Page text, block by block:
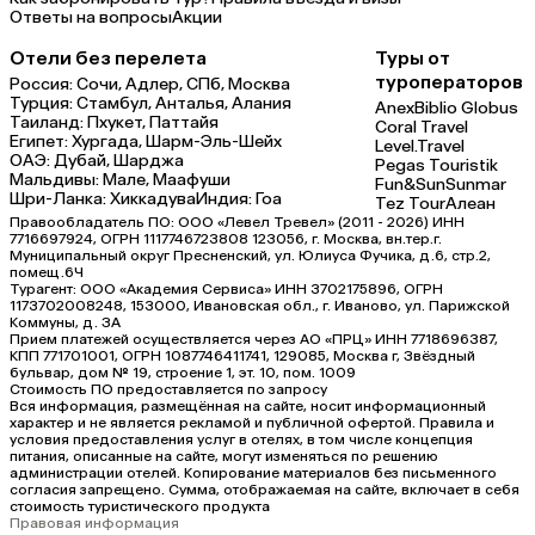
Ответы на вопросыАкции
Отели без перелета
Россия:Сочи,Адлер,СПб,Москва
Турция:Стамбул,Анталья,Алания
Таиланд:Пхукет,Паттайя
Египет:Хургада,Шарм-Эль-Шейх
ОАЭ:Дубай,Шарджа
Мальдивы:Мале,Маафуши
Шри-Ланка:ХиккадуваИндия:Гоа
Туры от
туроператоров
AnexBiblio Globus
Coral Travel
Level.Travel
Pegas Touristik
Fun&SunSunmar
Tez TourАлеан
Правообладатель ПО: ООО «Левел Тревел» (2011 - 2026) ИНН
7716697924, ОГРН 1117746723808 123056, г. Москва, вн.тер.г.
Муниципальный округ Пресненский, ул. Юлиуса Фучика, д.6, стр.2,
помещ.6Ч
Турагент: ООО «Академия Сервиса» ИНН 3702175896, ОГРН
1173702008248, 153000, Ивановская обл., г. Иваново, ул. Парижской
Коммуны, д. ЗА
Прием платежей осуществляется через АО «ПРЦ» ИНН 7718696387,
КПП 771701001, ОГРН 1087746411741, 129085, Москва г, Звёздный
бульвар, дом № 19, строение 1, эт. 10, пом. 1009
Стоимость ПО предоставляется по запросу
Вся информация, размещённая на сайте, носит информационный
характер и не является рекламой и публичной офертой. Правила и
условия предоставления услуг в отелях, в том числе концепция
питания, описанные на сайте, могут изменяться по решению
администрации отелей. Копирование материалов без письменного
согласия запрещено. Сумма, отображаемая на сайте, включает в себя
стоимость туристического продукта
Правовая информация